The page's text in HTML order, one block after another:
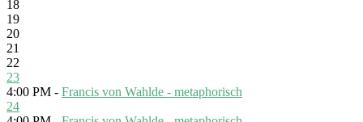
18
19
20
21
22
23
4:00 PM - Francis von Wahlde - metaphorisch
24